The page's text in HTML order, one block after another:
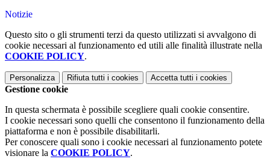
Notizie
Questo sito o gli strumenti terzi da questo utilizzati si avvalgono di
cookie necessari al funzionamento ed utili alle finalità illustrate nella
COOKIE POLICY.
Personalizza Rifiuta tutti i cookies Accetta tutti i cookies
Gestione cookie
In questa schermata è possibile scegliere quali cookie consentire.
I cookie necessari sono quelli che consentono il funzionamento della
piattaforma e non è possibile disabilitarli.
Per conoscere quali sono i cookie necessari al funzionamento potete
visionare la COOKIE POLICY.